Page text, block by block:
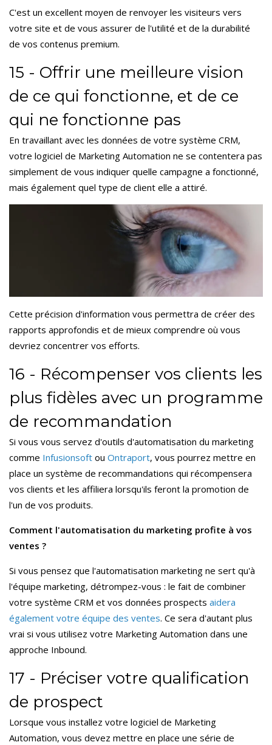
C'est un excellent moyen de renvoyer les visiteurs vers
votre site et de vous assurer de l'utilité et de la durabilité
de vos contenus premium.
15 - Offrir une meilleure vision
de ce qui fonctionne, et de ce
qui ne fonctionne pas
En travaillant avec les données de votre système CRM,
votre logiciel de Marketing Automation ne se contentera pas
simplement de vous indiquer quelle campagne a fonctionné,
mais également quel type de client elle a attiré.
Cette précision d'information vous permettra de créer des
rapports approfondis et de mieux comprendre où vous
devriez concentrer vos efforts.
16 - Récompenser vos clients les
plus fidèles avec un programme
de recommandation
Si vous vous servez d'outils d'automatisation du marketing
comme Infusionsoft ou Ontraport, vous pourrez mettre en
place un système de recommandations qui récompensera
vos clients et les affiliera lorsqu'ils feront la promotion de
l'un de vos produits.
Comment l'automatisation du marketing profite à vos
ventes ?
Si vous pensez que l'automatisation marketing ne sert qu'à
l'équipe marketing, détrompez-vous : le fait de combiner
votre système CRM et vos données prospects aidera
également votre équipe des ventes. Ce sera d'autant plus
vrai si vous utilisez votre Marketing Automation dans une
approche Inbound.
17 - Préciser votre qualification
de prospect
Lorsque vous installez votre logiciel de Marketing
Automation, vous devez mettre en place une série de